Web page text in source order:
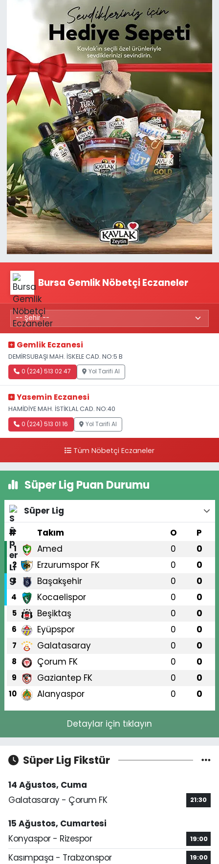
Bursa Gemlik Nöbetçi Eczaneler
Gemlik Eczanesi
DEMİRSUBAŞI MAH. İSKELE CAD. NO:5 B
0 (224) 513 02 47 Yol Tarifi Al
Yasemin Eczanesi
HAMİDİYE MAH. İSTİKLAL CAD. NO:40
0 (224) 513 01 16 Yol Tarifi Al
Tüm Nöbetçi Eczaneler
Süper Lig Puan Durumu
Süper Lig
#
Takım O P
1 Amed 0 0
2 Erzurumspor FK 0 0
3 Başakşehir 0 0
4 Kocaelispor 0 0
5 Beşiktaş 0 0
6 Eyüpspor 0 0
7 Galatasaray 0 0
8 Çorum FK 0 0
9 Gaziantep FK 0 0
10 Alanyaspor 0 0
Detaylar için tıklayın
Süper Lig Fikstür
14 Ağustos, Cuma
Galatasaray - Çorum FK
21:30
15 Ağustos, Cumartesi
Konyaspor - Rizespor
19:00
Kasımpaşa - Trabzonspor 19:00